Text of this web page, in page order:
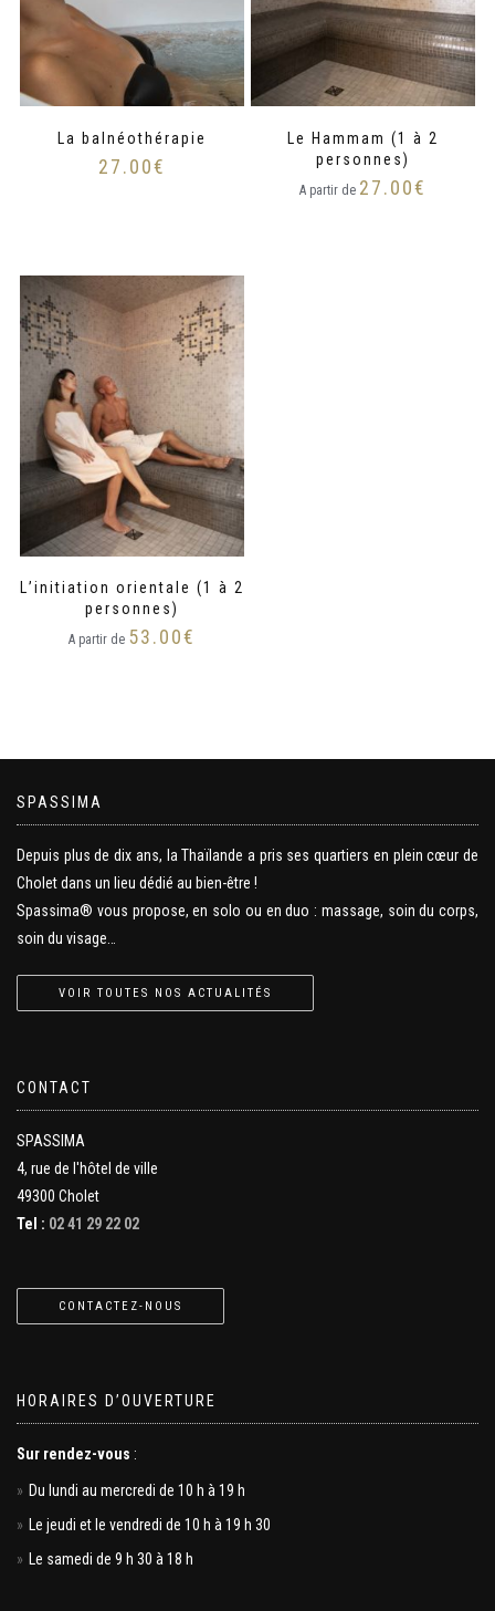
La balnéothérapie
27.00€
Le Hammam (1 à 2
personnes)
A partir de 27.00€
L’initiation orientale (1 à 2
personnes)
A partir de 53.00€
SPASSIMA
Depuis plus de dix ans, la Thaïlande a pris ses quartiers en plein cœur de
Cholet dans un lieu dédié au bien-être !
Spassima® vous propose, en solo ou en duo : massage, soin du corps,
soin du visage…
VOIR TOUTES NOS ACTUALITÉS
CONTACT
SPASSIMA
4, rue de l'hôtel de ville
49300 Cholet
Tel : 02 41 29 22 02
CONTACTEZ-NOUS
HORAIRES D’OUVERTURE
Sur rendez-vous :
Du lundi au mercredi de 10 h à 19 h
Le jeudi et le vendredi de 10 h à 19 h 30
Le samedi de 9 h 30 à 18 h